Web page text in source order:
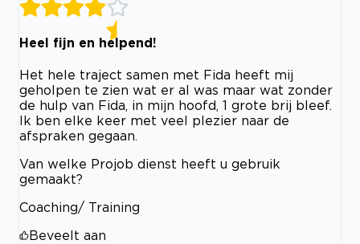
Heel fijn en helpend!
Het hele traject samen met Fida heeft mij
geholpen te zien wat er al was maar wat zonder
de hulp van Fida, in mijn hoofd, 1 grote brij bleef.
Ik ben elke keer met veel plezier naar de
afspraken gegaan.
Van welke Projob dienst heeft u gebruik
gemaakt?
Coaching/ Training
Beveelt aan